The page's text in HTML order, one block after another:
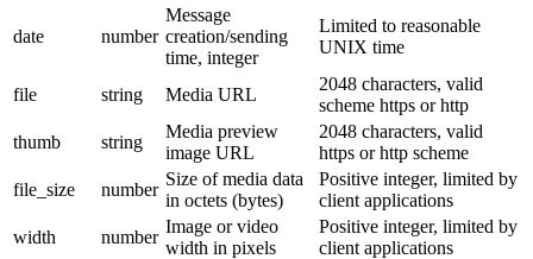
date number
Message
creation/sending
time, integer
Limited to reasonable
UNIX time
file string Media URL
2048 characters, valid
scheme https or http
thumb
string
Media preview
image URL
2048 characters, valid
https or http scheme
file_size
number
Size of media data
in octets (bytes)
Positive integer, limited by
client applications
width
number
Image or video
width in pixels
Positive integer, limited by
client applications